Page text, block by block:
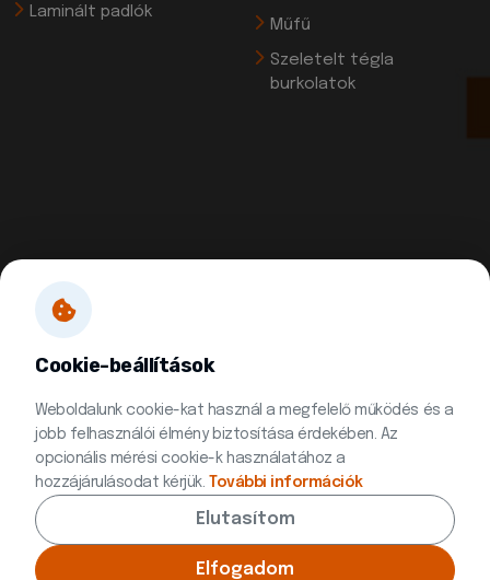
Laminált padlók
Műfű
Szeletelt tégla
burkolatok
© 2026 Minden jog fenntartva | Készítette: Innovip.hu Kft.
Cookie-beállítások
Weboldalunk cookie-kat használ a megfelelő működés és a
jobb felhasználói élmény biztosítása érdekében. Az
opcionális mérési cookie-k használatához a
hozzájárulásodat kérjük.
További információk
Elutasítom
Elfogadom